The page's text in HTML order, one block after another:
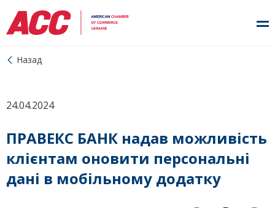
Назад
24.04.2024
ПРАВЕКС БАНК надав можливість
клієнтам оновити персональні
дані в мобільному додатку